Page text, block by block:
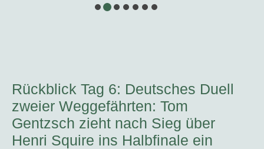
Rückblick Tag 6: Deutsches Duell
zweier Weggefährten: Tom
Gentzsch zieht nach Sieg über
Henri Squire ins Halbfinale ein